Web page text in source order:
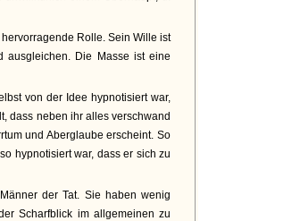
Rolle. Sein Wille ist
ausgleichen. Die Masse ist eine
von der Idee hypnotisiert war,
dass neben ihr alles verschwand
und Aberglaube erscheint. So
hypnotisiert war, dass er sich zu
der Tat. Sie haben wenig
Scharfblick im allgemeinen zu